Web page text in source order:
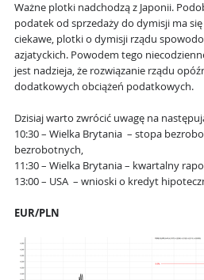
Ważne plotki nadchodzą z Japonii.
podatek od sprzedaży do dymisji ma
ciekawe, plotki o dymisji rządu
azjatyckich. Powodem tego
jest nadzieja, że rozwiązanie rządu
dodatkowych obciążeń podatkowych.
Dzisiaj warto zwrócić uwagę na
10:30 – Wielka Brytania – stopa
bezrobotnych,
11:30 – Wielka Brytania – kwartalny
13:00 – USA – wnioski o kredyt
EUR/PLN